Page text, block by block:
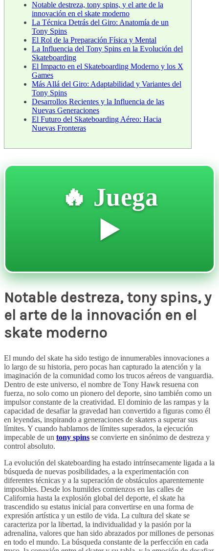
Notable destreza, tony spins, y el arte de la
innovación en el skate moderno
La Técnica Detrás del Giro: Anatomía de un
Tony Spins
El Rol de la Preparación Física y Mental
La Influencia del Tony Spins en la Evolución del
Skateboarding
El Impacto en el Skateboarding Moderno y los X
Games
Más Allá del Giro: Adaptabilidad y Variantes del
Tony Spins
Desarrollos Recientes y la Influencia de las
Nuevas Generaciones
El Futuro del Skateboarding Aéreo: Hacia
Nuevas Fronteras
🔥 Juega
▶️
Notable destreza, tony spins, y
el arte de la innovación en el
skate moderno
El mundo del skate ha sido testigo de innumerables innovaciones a
lo largo de su historia, pero pocas han capturado la atención y la
imaginación de la comunidad como los trucos aéreos de vanguardia.
Dentro de este universo, el nombre de Tony Hawk resuena con
fuerza, no solo como un pionero del deporte, sino también como un
impulsor constante de la creatividad. El dominio de las rampas y la
capacidad de desafiar la gravedad han convertido a figuras como él
en leyendas, inspirando a generaciones de skaters a superar sus
límites. Y cuando hablamos de límites superados, la ejecución
impecable de un tony spins se convierte en sinónimo de destreza y
control absoluto.
La evolución del skateboarding ha estado intrínsecamente ligada a la
búsqueda de nuevas posibilidades, a la experimentación con
diferentes técnicas y a la superación de obstáculos aparentemente
imposibles. Desde los humildes comienzos en las calles de
California hasta la explosión global del deporte, el skate ha
trascendido su estatus inicial para convertirse en una forma de
expresión artística y un estilo de vida. La cultura del skate se
caracteriza por la libertad, la individualidad y la pasión por la
adrenalina, valores que han sido abrazados por millones de personas
en todo el mundo. La búsqueda constante de la perfección en cada